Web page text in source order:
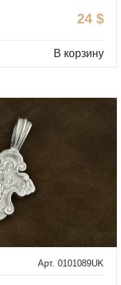
24 $
В корзину
Арт. 0101089UK